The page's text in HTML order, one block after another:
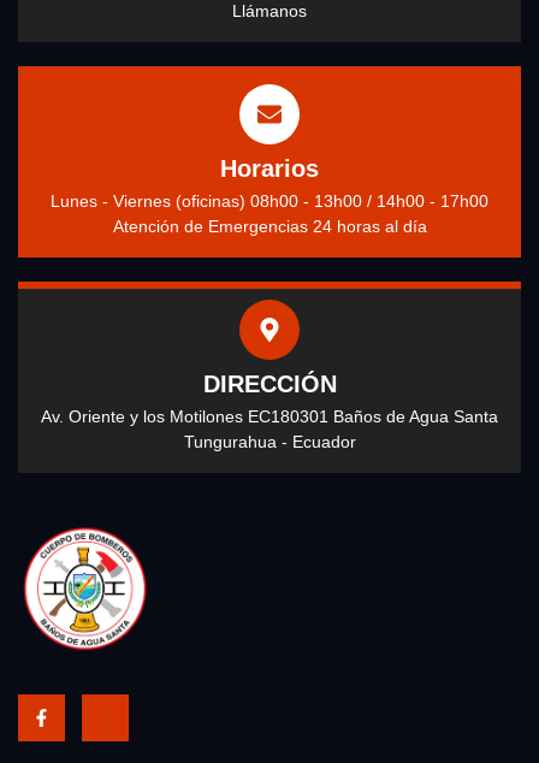
Llámanos
Horarios
Lunes - Viernes (oficinas) 08h00 - 13h00 / 14h00 - 17h00
Atención de Emergencias 24 horas al día
DIRECCIÓN
Av. Oriente y los Motilones EC180301 Baños de Agua Santa
Tungurahua - Ecuador